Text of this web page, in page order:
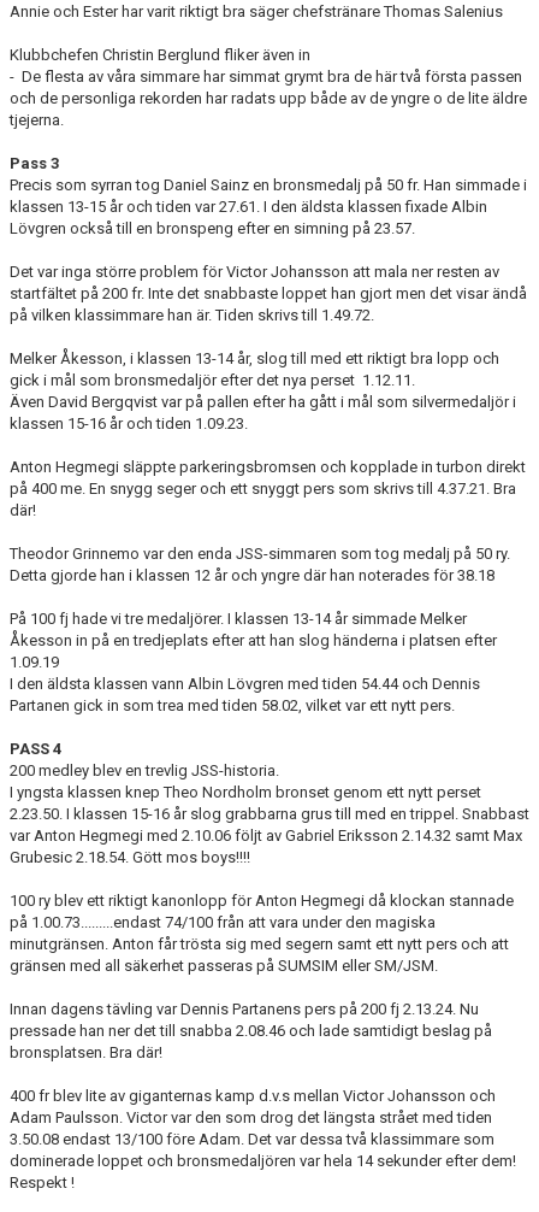
Annie och Ester har varit riktigt bra säger chefstränare Thomas Salenius
Klubbchefen Christin Berglund fliker även in
- De flesta av våra simmare har simmat grymt bra de här två första passen
och de personliga rekorden har radats upp både av de yngre o de lite äldre
tjejerna.
Pass 3
Precis som syrran tog Daniel Sainz en bronsmedalj på 50 fr. Han simmade i
klassen 13-15 år och tiden var 27.61. I den äldsta klassen fixade Albin
Lövgren också till en bronspeng efter en simning på 23.57.
Det var inga större problem för Victor Johansson att mala ner resten av
startfältet på 200 fr. Inte det snabbaste loppet han gjort men det visar ändå
på vilken klassimmare han är. Tiden skrivs till 1.49.72.
Melker Åkesson, i klassen 13-14 år, slog till med ett riktigt bra lopp och
gick i mål som bronsmedaljör efter det nya perset 1.12.11.
Även David Bergqvist var på pallen efter ha gått i mål som silvermedaljör i
klassen 15-16 år och tiden 1.09.23.
Anton Hegmegi släppte parkeringsbromsen och kopplade in turbon direkt
på 400 me. En snygg seger och ett snyggt pers som skrivs till 4.37.21. Bra
där!
Theodor Grinnemo var den enda JSS-simmaren som tog medalj på 50 ry.
Detta gjorde han i klassen 12 år och yngre där han noterades för 38.18
På 100 fj hade vi tre medaljörer. I klassen 13-14 år simmade Melker
Åkesson in på en tredjeplats efter att han slog händerna i platsen efter
1.09.19
I den äldsta klassen vann Albin Lövgren med tiden 54.44 och Dennis
Partanen gick in som trea med tiden 58.02, vilket var ett nytt pers.
PASS 4
200 medley blev en trevlig JSS-historia.
I yngsta klassen knep Theo Nordholm bronset genom ett nytt perset
2.23.50. I klassen 15-16 år slog grabbarna grus till med en trippel. Snabbast
var Anton Hegmegi med 2.10.06 följt av Gabriel Eriksson 2.14.32 samt Max
Grubesic 2.18.54. Gött mos boys!!!!
100 ry blev ett riktigt kanonlopp för Anton Hegmegi då klockan stannade
på 1.00.73.........endast 74/100 från att vara under den magiska
minutgränsen. Anton får trösta sig med segern samt ett nytt pers och att
gränsen med all säkerhet passeras på SUMSIM eller SM/JSM.
Innan dagens tävling var Dennis Partanens pers på 200 fj 2.13.24. Nu
pressade han ner det till snabba 2.08.46 och lade samtidigt beslag på
bronsplatsen. Bra där!
400 fr blev lite av giganternas kamp d.v.s mellan Victor Johansson och
Adam Paulsson. Victor var den som drog det längsta strået med tiden
3.50.08 endast 13/100 före Adam. Det var dessa två klassimmare som
dominerade loppet och bronsmedaljören var hela 14 sekunder efter dem!
Respekt !